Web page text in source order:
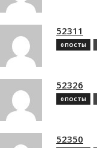
52311
0 ПОСТЫ
52326
0 ПОСТЫ
52350